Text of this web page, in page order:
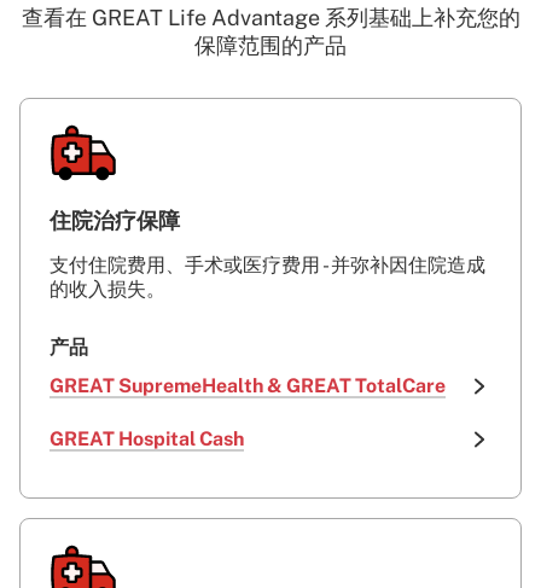
查看在 GREAT Life Advantage 系列基础上补充您的
保障范围的产品
住院治疗保障
支付住院费用、手术或医疗费用 - 并弥补因住院造成
的收入损失。
产品
GREAT SupremeHealth & GREAT TotalCare
GREAT Hospital Cash